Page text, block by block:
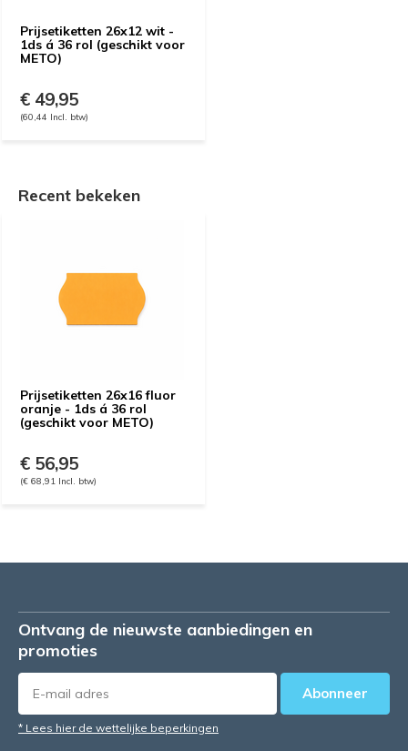
Prijsetiketten 26x12 wit -
1ds á 36 rol (geschikt voor
METO)
€ 49,95
(60,44 Incl. btw)
Recent bekeken
Prijsetiketten 26x16 fluor
oranje - 1ds á 36 rol
(geschikt voor METO)
€ 56,95
(€ 68,91 Incl. btw)
Ontvang de nieuwste aanbiedingen en
promoties
Abonneer
* Lees hier de wettelijke beperkingen